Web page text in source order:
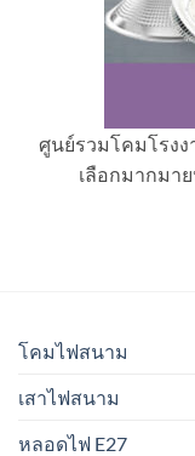
ศูนย์รวมโคมโรงง
เลือกมากมา
โคมไฟสนาม
เสาไฟสนาม
หลอดไฟ E27